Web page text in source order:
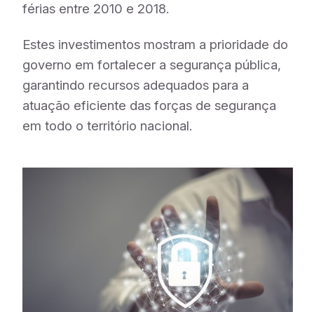
férias entre 2010 e 2018.
Estes investimentos mostram a prioridade do
governo em fortalecer a segurança pública,
garantindo recursos adequados para a
atuação eficiente das forças de segurança
em todo o território nacional.